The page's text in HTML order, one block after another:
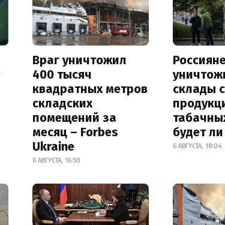
Враг уничтожил
400 тысяч
квадратных метров
складских
помещений за
месяц – Forbes
Ukraine
6 АВГУСТА, 16:50
склады с
будет
6 АВГУСТА, 18:04